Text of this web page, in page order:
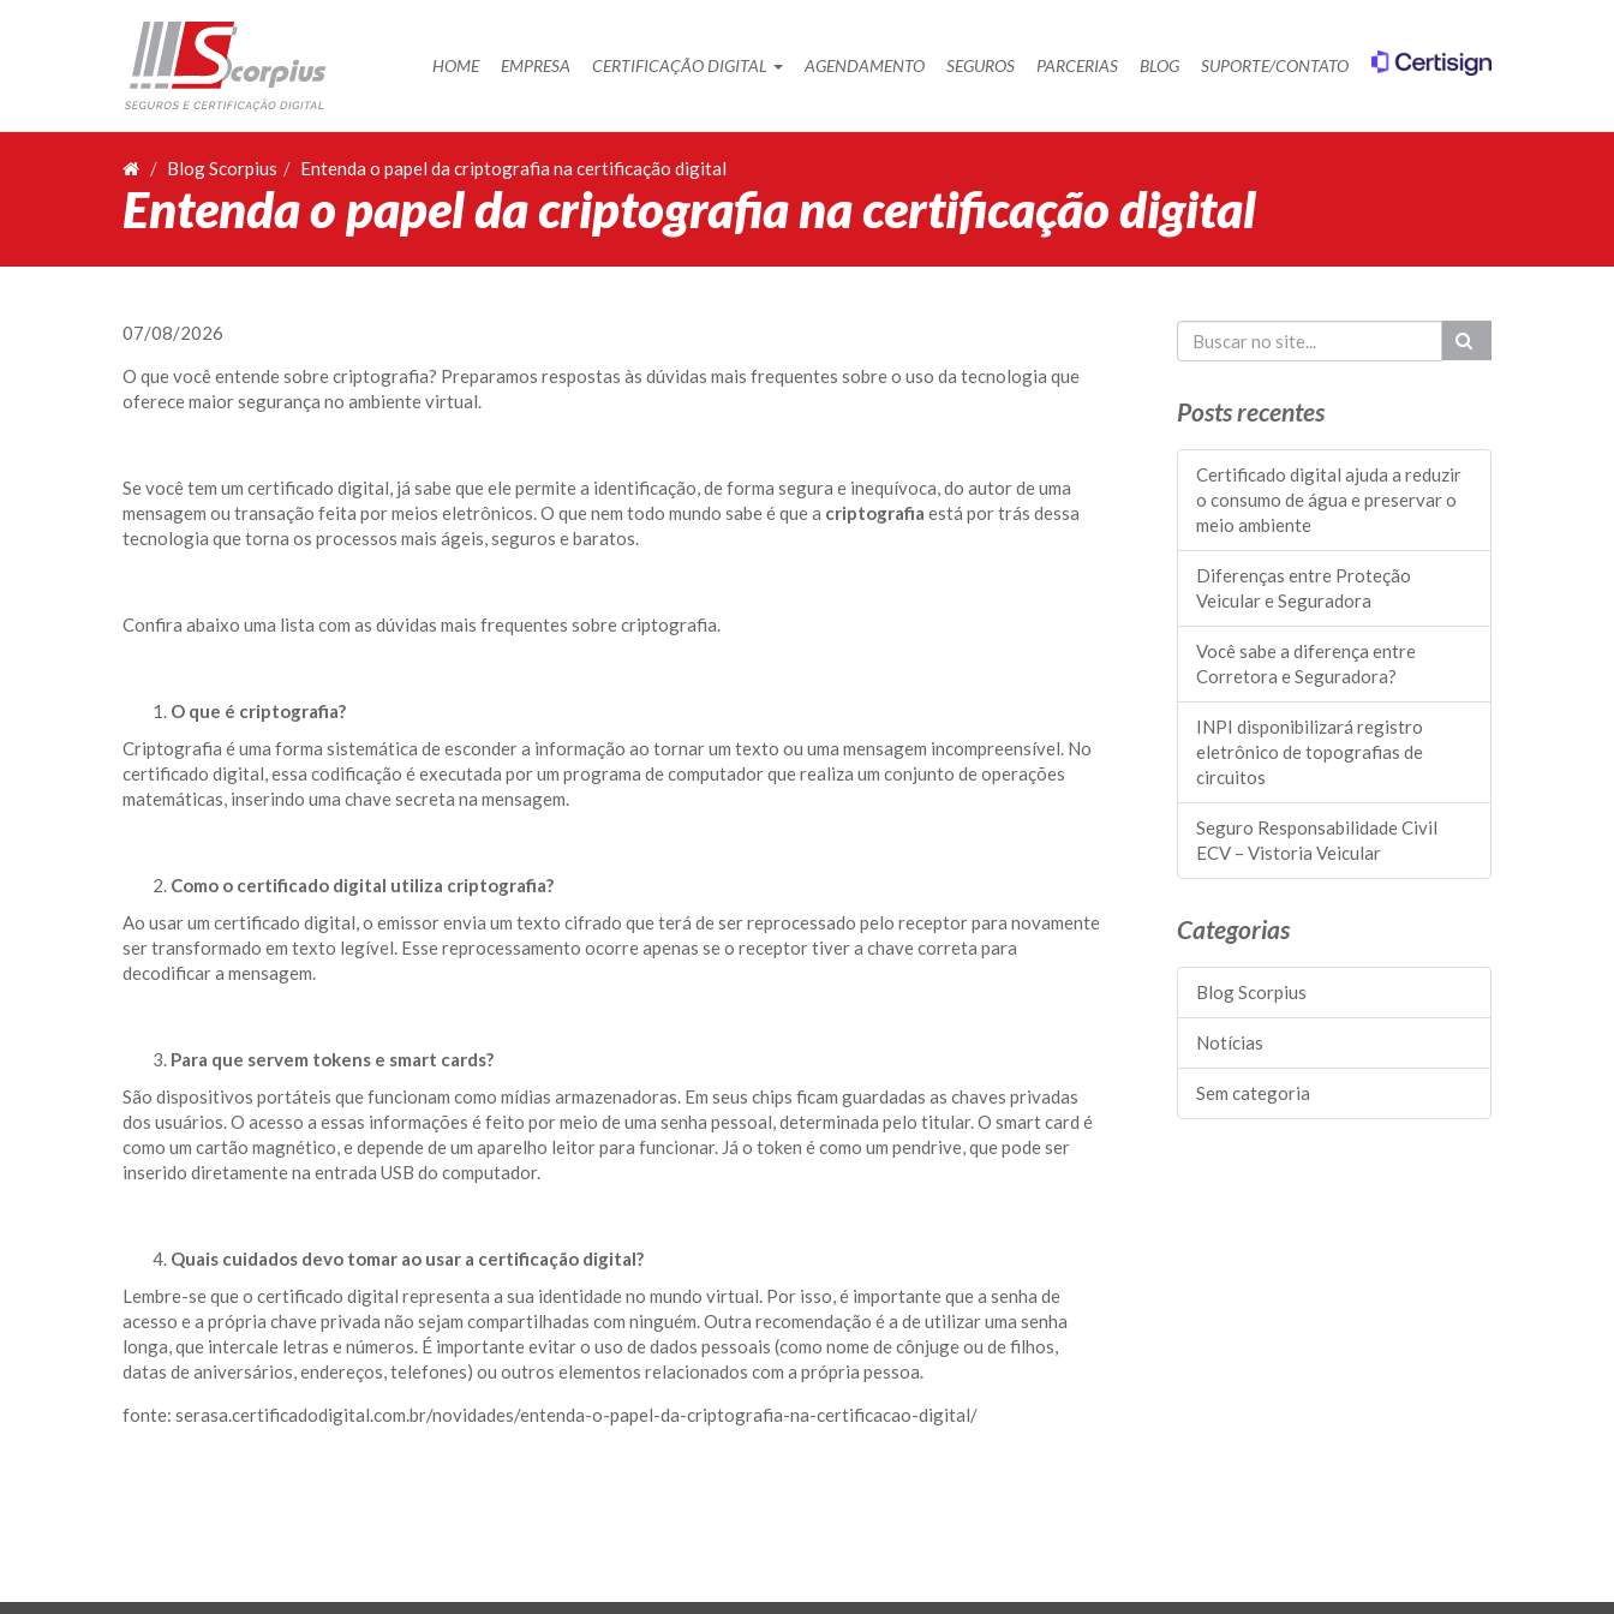
AGENDAMENTO
SUPORTE/CONTATO
HOME EMPRESA CERTIFICAÇÃO DIGITAL AGENDAMENTO SEGUROS PARCERIAS BLOG SUPORTE/CONTATO
Blog Scorpius Entenda o papel da criptografia na certificação digital
Entenda o papel da criptografia na certificação digital
07/08/2026
O que você entende sobre criptografia? Preparamos respostas às dúvidas mais frequentes sobre o uso da tecnologia que
oferece maior segurança no ambiente virtual.
Se você tem um certificado digital, já sabe que ele permite a identificação, de forma segura e inequívoca, do autor de uma
mensagem ou transação feita por meios eletrônicos. O que nem todo mundo sabe é que a criptografia está por trás dessa
tecnologia que torna os processos mais ágeis, seguros e baratos.
Confira abaixo uma lista com as dúvidas mais frequentes sobre criptografia.
O que é criptografia?
Criptografia é uma forma sistemática de esconder a informação ao tornar um texto ou uma mensagem incompreensível. No
certificado digital, essa codificação é executada por um programa de computador que realiza um conjunto de operações
matemáticas, inserindo uma chave secreta na mensagem.
Como o certificado digital utiliza criptografia?
Ao usar um certificado digital, o emissor envia um texto cifrado que terá de ser reprocessado pelo receptor para novamente
ser transformado em texto legível. Esse reprocessamento ocorre apenas se o receptor tiver a chave correta para
decodificar a mensagem.
Para que servem tokens e smart cards?
São dispositivos portáteis que funcionam como mídias armazenadoras. Em seus chips ficam guardadas as chaves privadas
dos usuários. O acesso a essas informações é feito por meio de uma senha pessoal, determinada pelo titular. O smart card é
como um cartão magnético, e depende de um aparelho leitor para funcionar. Já o token é como um pendrive, que pode ser
inserido diretamente na entrada USB do computador.
Quais cuidados devo tomar ao usar a certificação digital?
Lembre-se que o certificado digital representa a sua identidade no mundo virtual. Por isso, é importante que a senha de
acesso e a própria chave privada não sejam compartilhadas com ninguém. Outra recomendação é a de utilizar uma senha
longa, que intercale letras e números. É importante evitar o uso de dados pessoais (como nome de cônjuge ou de filhos,
datas de aniversários, endereços, telefones) ou outros elementos relacionados com a própria pessoa.
fonte: serasa.certificadodigital.com.br/novidades/entenda-o-papel-da-criptografia-na-certificacao-digital/
Posts recentes
Certificado digital ajuda a reduzir
o consumo de água e preservar o
meio ambiente
Diferenças entre Proteção
Veicular e Seguradora
Você sabe a diferença entre
Corretora e Seguradora?
INPI disponibilizará registro
eletrônico de topografias de
circuitos
Seguro Responsabilidade Civil ​
ECV – Vistoria Veicular
Categorias
Blog Scorpius
Notícias
Sem categoria